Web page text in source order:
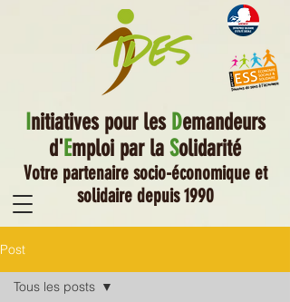
nitiatives pour les Demandeurs
d' Emploi par la Solidarité
Votre partenaire socio-économique et
solidaire depuis 1990
Post
Tous les posts